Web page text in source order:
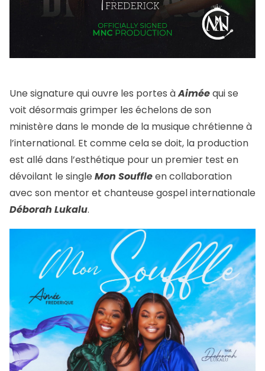
Une signature qui ouvre les portes àAiméequi se
voit désormais grimper les échelons de son
ministère dans le monde de la musique chrétienne à
l’international. Et comme cela se doit, la production
est allé dans l’esthétique pour un premier test en
dévoilant le single Mon Souffleen collaboration
avec son mentor et chanteuse gospel internationale
Déborah Lukalu.